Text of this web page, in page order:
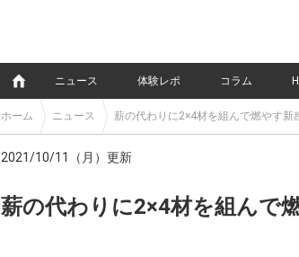
ニュース 体験レポ コラム
ホーム ニュース 薪の代わりに2×4材を組んで燃やす新
2021/10/11（月）更新
薪の代わりに2×4材を組んで